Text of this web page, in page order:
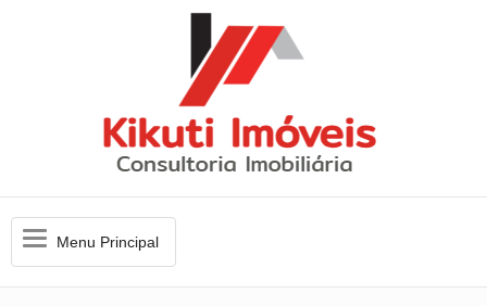
MenuMenu Principal